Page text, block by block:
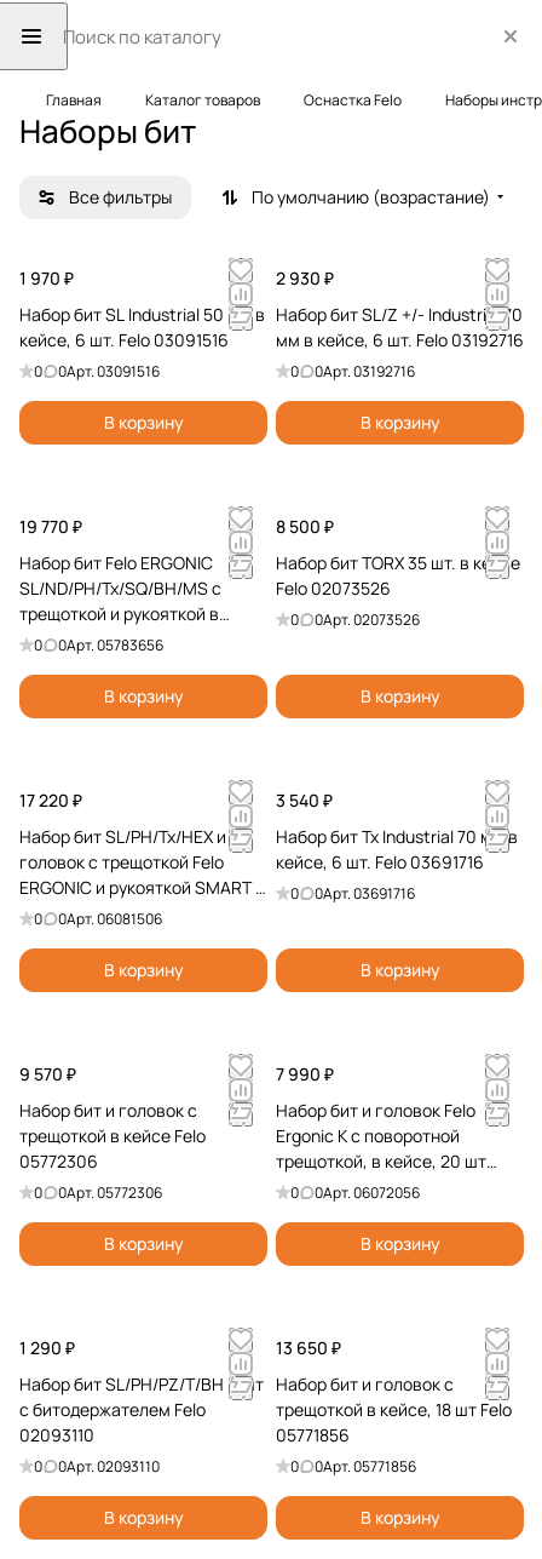
Главная Каталог товаров Оснастка Felo Наборы
Наборы бит
Все фильтры По умолчанию (возрастание)
1 970 ₽
Набор бит SL Industrial 50 мм в
кейсе, 6 шт. Felo 03091516
0 0Арт.03091516
В корзину
2 930 ₽
Набор бит SL/Z +/- Industrial 70
мм в кейсе, 6 шт. Felo 03192716
0 0Арт.03192716
В корзину
19 770 ₽
Набор бит Felo ERGONIC
SL/ND/PH/Tx/SQ/BH/MS с
трещоткой и рукояткой в
кейсе, 36 шт 05783656
0 0Арт.05783656
В корзину
8 500 ₽
Набор бит TORX 35 шт. в кейсе
Felo 02073526
0 0Арт.02073526
В корзину
17 220 ₽
Набор бит SL/PH/Tx/HEX и
головок с трещоткой Felo
ERGONIC и рукояткой SMART в
кейсе, 29 шт 06081506
0 0Арт.06081506
В корзину
3 540 ₽
Набор бит Tx Industrial 70 мм в
кейсе, 6 шт. Felo 03691716
0 0Арт.03691716
В корзину
9 570 ₽
Набор бит и головок с
трещоткой в кейсе Felo
05772306
0 0Арт.05772306
В корзину
7 990 ₽
Набор бит и головок Felo
Ergonic K с поворотной
трещоткой, в кейсе, 20 шт
06072056
0 0Арт.06072056
В корзину
1 290 ₽
Набор бит SL/PH/PZ/T/BH 9 шт
с битодержателем Felo
02093110
0 0Арт.02093110
В корзину
13 650 ₽
Набор бит и головок с
трещоткой в кейсе, 18 шт Felo
05771856
0 0Арт.05771856
В корзину